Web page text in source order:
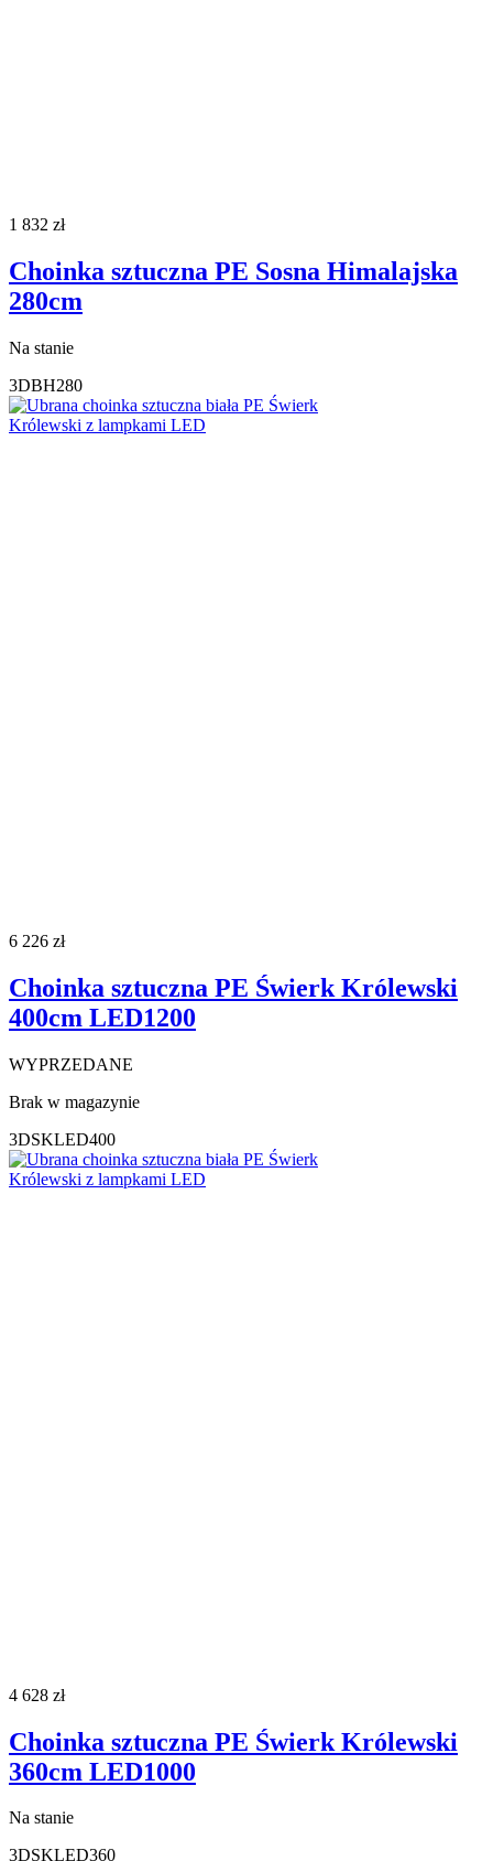
1 832 zł
Choinka sztuczna PE Sosna Himalajska
280cm
Na stanie
3DBH280
6 226 zł
Choinka sztuczna PE Świerk Królewski
400cm LED1200
WYPRZEDANE
Brak w magazynie
3DSKLED400
4 628 zł
Choinka sztuczna PE Świerk Królewski
360cm LED1000
Na stanie
3DSKLED360